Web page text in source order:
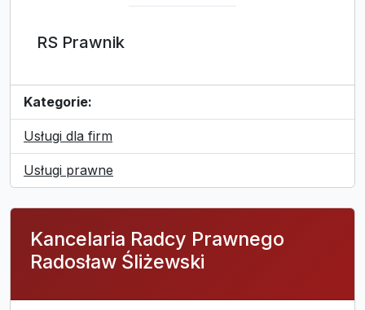
RS Prawnik
Kategorie:
Usługi dla firm
Usługi prawne
Kancelaria Radcy Prawnego
Radosław Śliżewski